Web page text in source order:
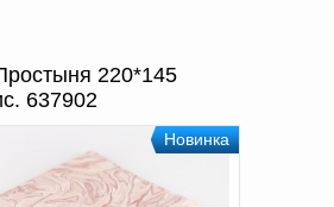
220*145
637902
Новинка